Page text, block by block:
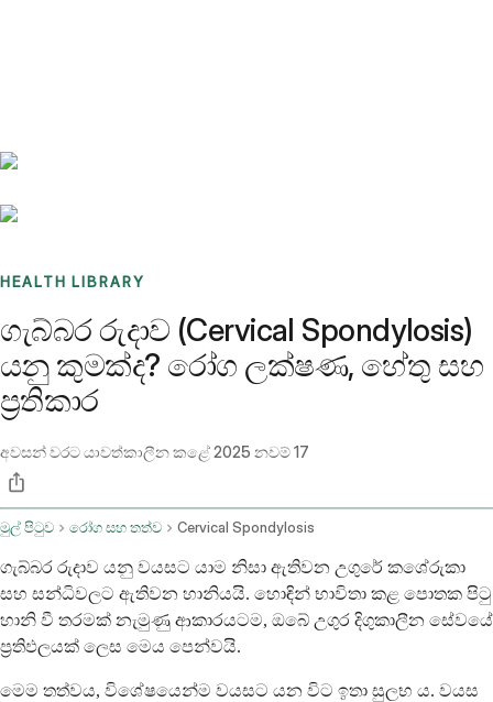
HEALTH LIBRARY
ගැබ්බර රුදාව (Cervical Spondylosis)
යනු කුමක්ද? රෝග ලක්ෂණ, හේතු සහ
ප්‍රතිකාර
අවසන් වරට යාවත්කාලීන කළේ2025 නවම් 17
මුල් පිටුව රෝග සහ තත්ව Cervical Spondylosis
ගැබ්බර රුදාව යනු වයසට යාම නිසා ඇතිවන උගුරේ කශේරුකා
සහ සන්ධිවලට ඇතිවන හානියයි. හොඳින් භාවිතා කළ පොතක පිටු
හානි වී තරමක් නැමුණු ආකාරයටම, ඔබේ උගුර දිගුකාලීන සේවයේ
ප්‍රතිඵලයක් ලෙස මෙය පෙන්වයි.
මෙම තත්වය, විශේෂයෙන්ම වයසට යන විට ඉතා සුලභ ය. වයස